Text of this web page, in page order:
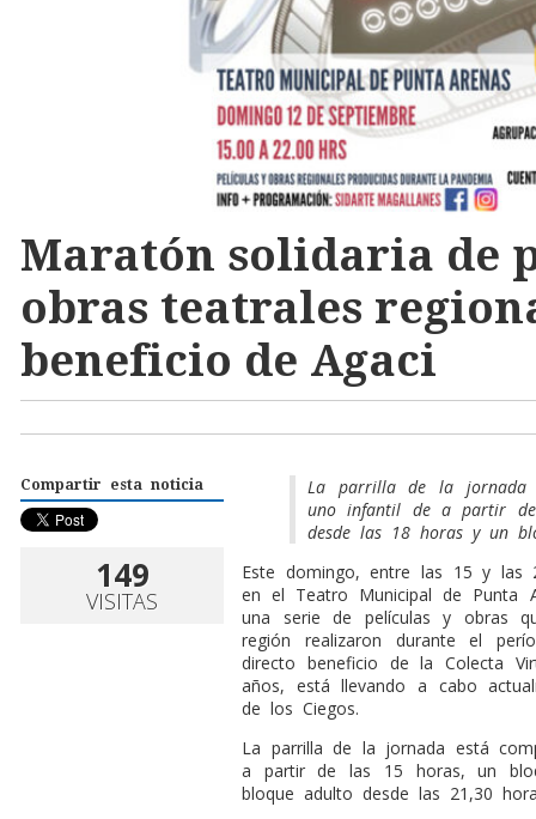
Maratón solidaria de
obras teatrales
beneficio de Agaci
Compartir esta noticia
149
VISITAS
La parrilla de la jornada
uno infantil de a partir
desde las 18 horas y un
Este domingo, entre las 15 y las
en el Teatro Municipal de Punta
una serie de películas y obras
región realizaron durante el
directo beneficio de la Colecta
años, está llevando a cabo
de los Ciegos.
La parrilla de la jornada está
a partir de las 15 horas, un
bloque adulto desde las 21,30